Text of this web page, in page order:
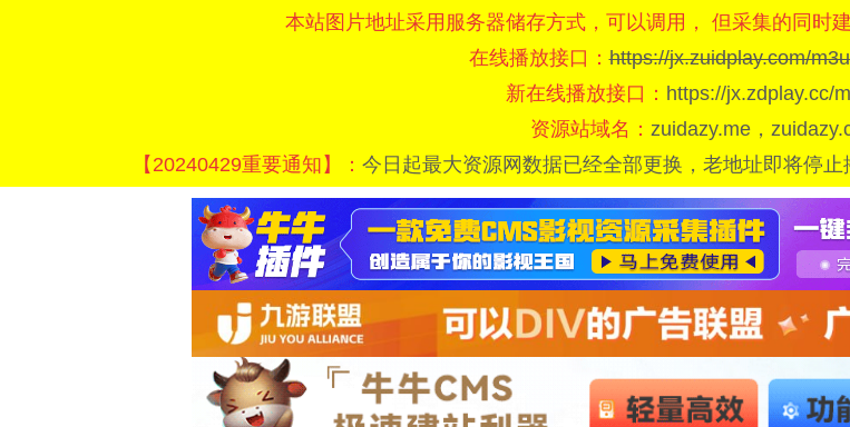
本站图片地址采用服务器储存方式，可以调用， 但采集的同时
在线播放接口：https://jx.zuidplay.com/
新在线播放接口： https://jx.zdplay.cc/
资源站域名： zuidazy.me，
【20240429重要通知】： 今日起最大资源网数据已经全部更换，老地址即将停